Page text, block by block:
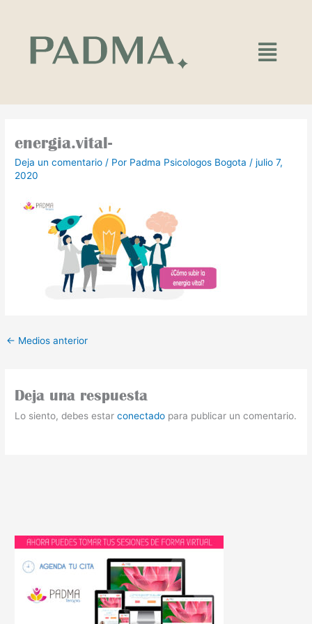
contenido
Main
Menu
energia.vital-
Deja un comentario / Por Padma Psicologos Bogota /julio 7,
2020
← Medios anterior
Deja una respuesta
Lo siento, debes estarconectado para publicar un comentario.